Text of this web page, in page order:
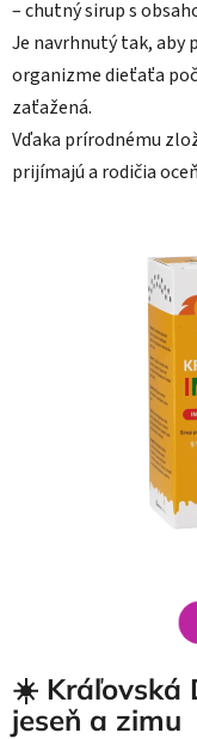
– chutný sirup s
Je navrhnutý tak, aby
organizme dieťaťa
zaťažená.
Vďaka prírodnému
prijímajú a rodičia
☀️ Kráľovská
jeseň a zimu